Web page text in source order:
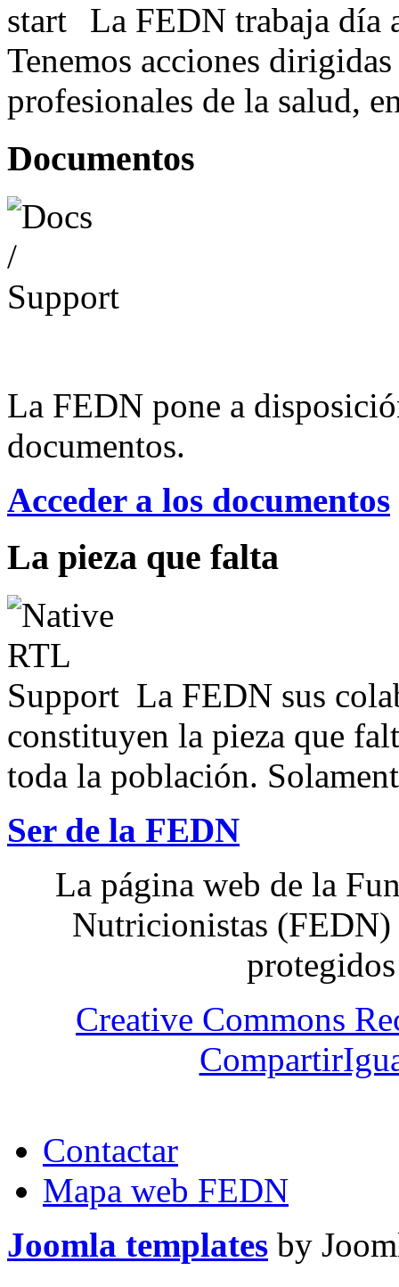
La FEDN trabaja día
Tenemos acciones
profesionales de la salud,
Documentos
La FEDN pone a
documentos.
Acceder a los documentos
La pieza que falta
La FEDN sus
constituyen la pieza que
toda la población.
Ser de la FEDN
La página web de la
Nutricionistas (FEDN)
Creative Commons
Contactar
Mapa web FEDN
Joomla templates by